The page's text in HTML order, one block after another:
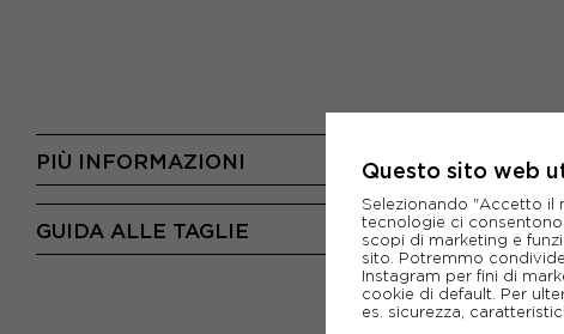
PIÙ INFORMAZIONI
GUIDA ALLE TAGLIE
Questo sito web
Selezionando "Accetto il
tecnologie ci
scopi di marketing e
sito. Potremmo
Instagram per fini di
cookie di default. Per
es. sicurezza,